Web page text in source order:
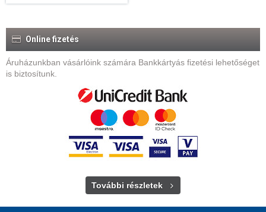
Online fizetés
Áruházunkban vásárlóink számára Bankkártyás fizetési lehetőséget
is biztosítunk.
További részletek